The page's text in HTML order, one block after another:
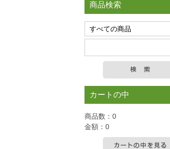
商品検索
カートの中
商品数：0
金額：0